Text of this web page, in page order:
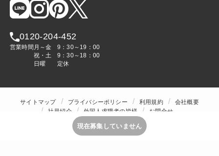
0120-204-452
営業時間 月～金
9：30～19：00
祝・土
9：30～18：00
日曜
定休
サイトマップ プライバシーポリシー 利用規約
会社概要
社員紹介
外国人求職者の皆様
お問合せ
現在募集していません